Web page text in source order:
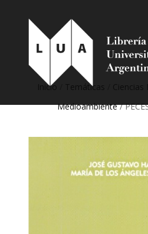
Inicio Temáticas
Medioambiente/